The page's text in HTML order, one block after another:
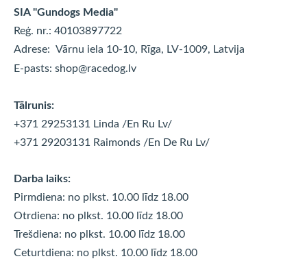
SIA "Gundogs Media"
Reģ. nr.: 40103897722
Adrese: Vārnu iela 10-10, Rīga, LV-1009, Latvija
E-pasts: shop@racedog.lv
Tālrunis:
+371 29253131 Linda /En Ru Lv/
+371 29203131 Raimonds /En De Ru Lv/
Darba laiks:
Pirmdiena: no plkst. 10.00 līdz 18.00
Otrdiena: no plkst. 10.00 līdz 18.00
Trešdiena: no plkst. 10.00 līdz 18.00
Ceturtdiena: no plkst. 10.00 līdz 18.00